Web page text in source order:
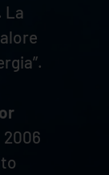
La
2006